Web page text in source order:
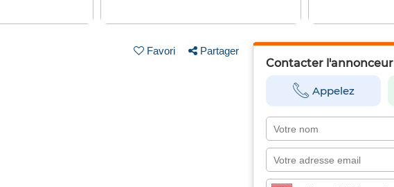
Favori Partager
Contacter l'annonceur
Appelez